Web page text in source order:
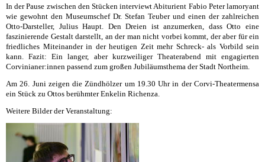
In der Pause zwischen den Stücken interviewt Abiturient Fabio Peter lamoryant
wie gewohnt den Museumschef Dr. Stefan Teuber und einen der zahlreichen
Otto-Darsteller, Julius Haupt. Den Dreien ist anzumerken, dass Otto eine
faszinierende Gestalt darstellt, an der man nicht vorbei kommt, der aber für ein
friedliches Miteinander in der heutigen Zeit mehr Schreck- als Vorbild sein
kann. Fazit: Ein langer, aber kurzweiliger Theaterabend mit engagierten
Corvinianer:innen passend zum großen Jubiläumsthema der Stadt Northeim.
Am 26. Juni zeigen die Zündhölzer um 19.30 Uhr in der Corvi-Theatermensa
ein Stück zu Ottos berühmter Enkelin Richenza.
Weitere Bilder der Veranstaltung: